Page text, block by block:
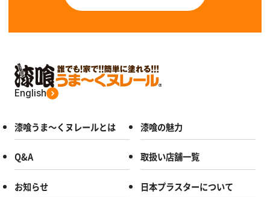
English
漆喰うま～くヌレールとは 漆喰の魅力
Q&A 取扱い店舗一覧
お知らせ 日本プラスターについて